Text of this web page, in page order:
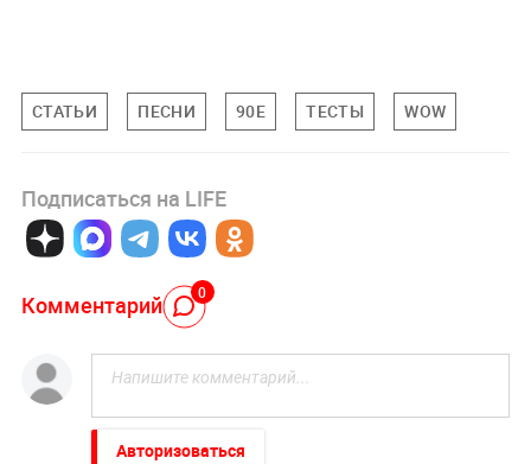
СТАТЬИ ПЕСНИ 90Е ТЕСТЫ WOW
Подписаться на LIFE
Комментарий 0
Авторизоваться